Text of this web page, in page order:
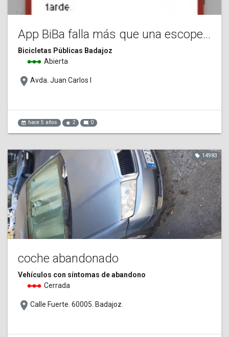
App BiBa falla más que una escopeta de feria
Bicicletas Públicas Badajoz
linear_scale Abierta
place Avda. Juan Carlos I
event_note hace 5 años star 2 mode_comment 0
coche abandonado
Vehículos con síntomas de abandono
linear_scale Cerrada
place Calle Fuerte. 60005. Badajoz.
local_offer 14983